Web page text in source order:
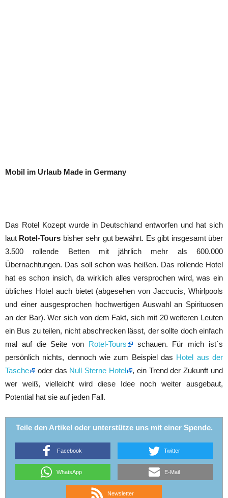
Mobil im Urlaub Made in Germany
Das Rotel Kozept wurde in Deutschland entworfen und hat sich
laut Rotel-Tours bisher sehr gut bewährt. Es gibt insgesamt über
3.500 rollende Betten mit jährlich mehr als 600.000
Übernachtungen. Das soll schon was heißen. Das rollende Hotel
hat es schon insich, da wirklich alles versprochen wird, was ein
übliches Hotel auch bietet (abgesehen von Jaccucis, Whirlpools
und einer ausgesprochen hochwertigen Auswahl an Spirituosen
an der Bar). Wer sich von dem Fakt, sich mit 20 weiteren Leuten
ein Bus zu teilen, nicht abschrecken lässt, der sollte doch einfach
mal auf die Seite von Rotel-Tours
schauen. Für mich ist´s
persönlich nichts, dennoch wie zum Beispiel das Hotel aus der
Tasche
oder das Null Sterne Hotel
, ein Trend der Zukunft und
wer weiß, vielleicht wird diese Idee noch weiter ausgebaut,
Potential hat sie auf jeden Fall.
Teile den Artikel oder unterstütze uns mit einer Spende.
Facebook Twitter
WhatsApp E-Mail
Newsletter